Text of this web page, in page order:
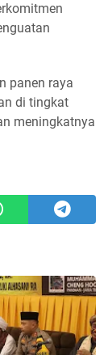
panen raya
di tingkat
meningkatnya